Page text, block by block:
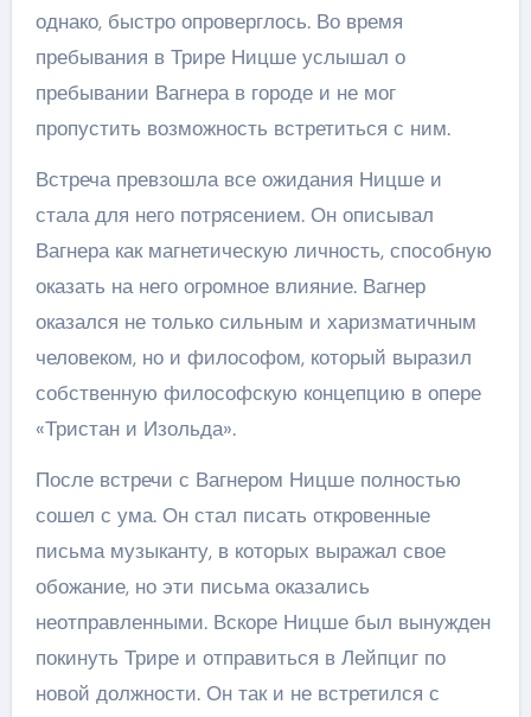
однако, быстро опроверглось. Во время
пребывания в Трире Ницше услышал о
пребывании Вагнера в городе и не мог
пропустить возможность встретиться с ним.
Встреча превзошла все ожидания Ницше и
стала для него потрясением. Он описывал
Вагнера как магнетическую личность, способную
оказать на него огромное влияние. Вагнер
оказался не только сильным и харизматичным
человеком, но и философом, который выразил
собственную философскую концепцию в опере
«Тристан и Изольда».
После встречи с Вагнером Ницше полностью
сошел с ума. Он стал писать откровенные
письма музыканту, в которых выражал свое
обожание, но эти письма оказались
неотправленными. Вскоре Ницше был вынужден
покинуть Трире и отправиться в Лейпциг по
новой должности. Он так и не встретился с